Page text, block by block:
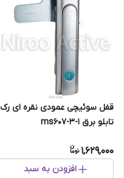
قفل سوئیچی عمودی نقره ای رک
تابلو برق ms607-3-1
1,629,000
افزودن به سبد